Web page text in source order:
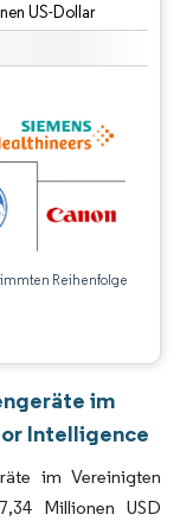
US-Dollar
Reihenfolge
im
Intelligence
im Vereinigten
Millionen USD